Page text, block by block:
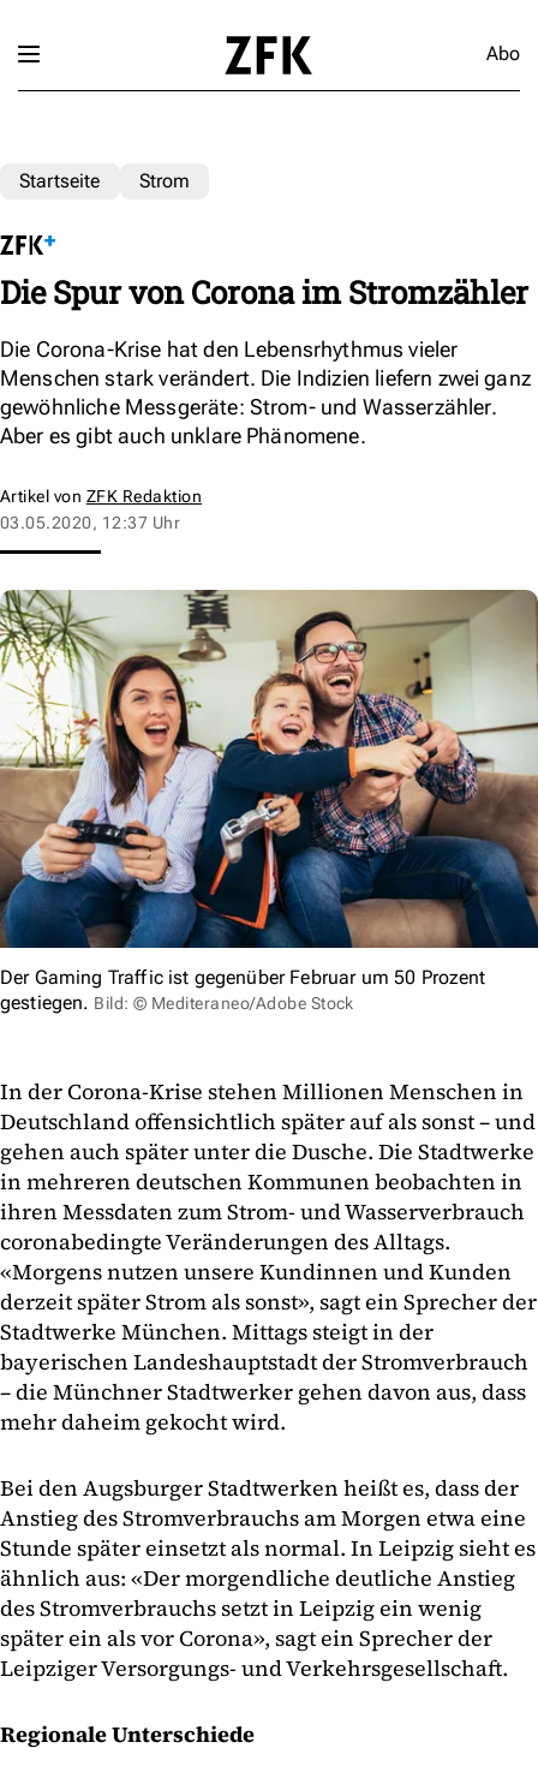
Abo
Startseite Strom
Die Spur von Corona im Stromzähler
Die Corona-Krise hat den Lebensrhythmus vieler
Menschen stark verändert. Die Indizien liefern zwei ganz
gewöhnliche Messgeräte: Strom- und Wasserzähler.
Aber es gibt auch unklare Phänomene.
Artikel von ZFK Redaktion
03.05.2020, 12:37 Uhr
Der Gaming Traffic ist gegenüber Februar um 50 Prozent
gestiegen. Bild: © Mediteraneo/Adobe Stock
In der Corona-Krise stehen Millionen Menschen in
Deutschland offensichtlich später auf als sonst – und
gehen auch später unter die Dusche. Die Stadtwerke
in mehreren deutschen Kommunen beobachten in
ihren Messdaten zum Strom- und Wasserverbrauch
coronabedingte Veränderungen des Alltags.
«Morgens nutzen unsere Kundinnen und Kunden
derzeit später Strom als sonst», sagt ein Sprecher der
Stadtwerke München. Mittags steigt in der
bayerischen Landeshauptstadt der Stromverbrauch
– die Münchner Stadtwerker gehen davon aus, dass
mehr daheim gekocht wird.
Bei den Augsburger Stadtwerken heißt es, dass der
Anstieg des Stromverbrauchs am Morgen etwa eine
Stunde später einsetzt als normal. In Leipzig sieht es
ähnlich aus: «Der morgendliche deutliche Anstieg
des Stromverbrauchs setzt in Leipzig ein wenig
später ein als vor Corona», sagt ein Sprecher der
Leipziger Versorgungs- und Verkehrsgesellschaft.
Regionale Unterschiede